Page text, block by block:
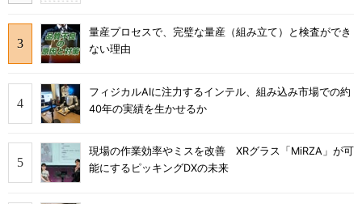
量産プロセスで、完璧な量産（組み立て）と検査ができ
ない理由
フィジカルAIに注力するインテル、組み込み市場での約
40年の実績を生かせるか
現場の作業効率やミスを改善 XRグラス「MiRZA」が可
能にするピッキングDXの未来